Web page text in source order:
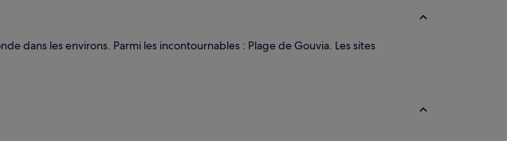
dans les environs. Parmi les incontournables : Plage de Gouvia. Les sites